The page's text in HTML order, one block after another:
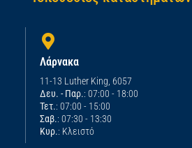
Λάρνακα
11-13 Luther King, 6057
Δευ. - Παρ.: 07:00 - 18:00
Τετ.: 07:00 - 15:00
Σαβ.: 07:30 - 13:30
Κυρ.: Κλειστό